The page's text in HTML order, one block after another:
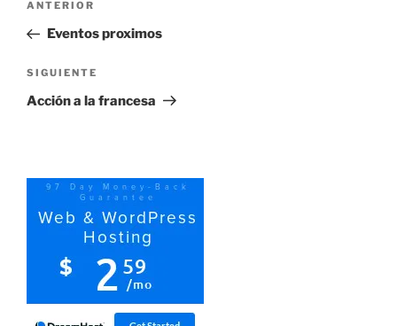
entradas
Entrada
anterior:
ANTERIOR
Eventos proximos
Siguiente
entrada
SIGUIENTE
Acción a la francesa